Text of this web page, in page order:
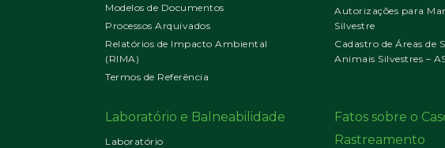
Modelos de Documentos
Processos Arquivados
Relatórios de Impacto Ambiental
(RIMA)
Termos de Referência
Autorizações para
Silvestre
Cadastro de Áreas de
Animais Silvestres –
Laboratório e Balneabilidade
Laboratório
Fatos sobre o
Rastreamento